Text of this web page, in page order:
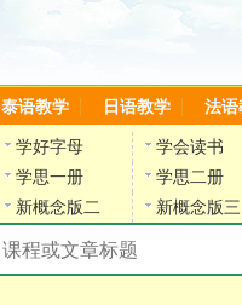
泰语教学 日语教学 法语
学好字母
学会读书
学思一册
学思二册
新概念版二 新概念版三